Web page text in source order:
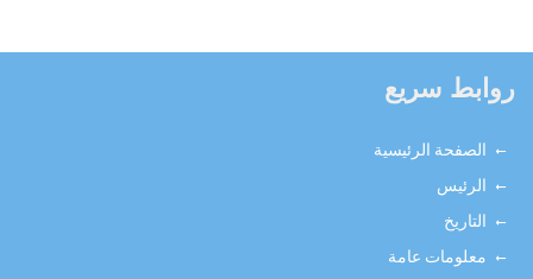
روابط سريع
الصفحة الرئيسية
الرئيس
التاريخ
معلومات عامة